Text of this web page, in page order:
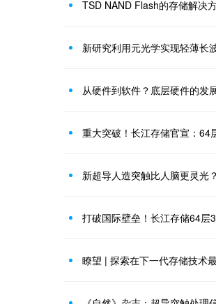
TSD NAND Flash的存储解决
新研究利用元光学实现轻薄长
从硬件到软件？底层硬件的发
重大突破！长江存储官宣：64
新超导人造突触比人脑更灵光
打破国际壁垒！长江存储64层
瞭望 | 探索在下一代存储技术